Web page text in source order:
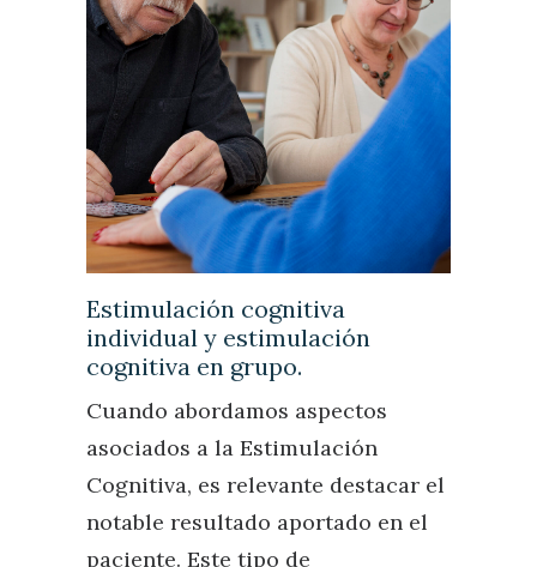
Estimulación cognitiva
individual y estimulación
cognitiva en grupo.
Cuando abordamos aspectos
asociados a la Estimulación
Cognitiva, es relevante destacar el
notable resultado aportado en el
paciente. Este tipo de